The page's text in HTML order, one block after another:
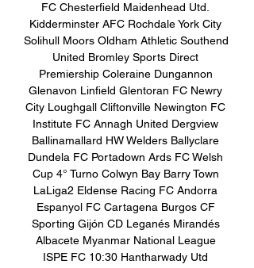
FC Chesterfield Maidenhead Utd.
Kidderminster AFC Rochdale York City
Solihull Moors Oldham Athletic Southend
United Bromley Sports Direct
Premiership Coleraine Dungannon
Glenavon Linfield Glentoran FC Newry
City Loughgall Cliftonville Newington FC
Institute FC Annagh United Dergview
Ballinamallard HW Welders Ballyclare
Dundela FC Portadown Ards FC Welsh
Cup 4° Turno Colwyn Bay Barry Town
LaLiga2 Eldense Racing FC Andorra
Espanyol FC Cartagena Burgos CF
Sporting Gijón CD Leganés Mirandés
Albacete Myanmar National League
ISPE FC 10:30 Hantharwady Utd